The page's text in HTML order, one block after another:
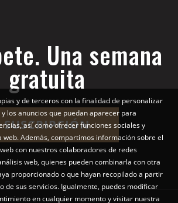
Una semana
gratuita
SUSCRIPCIÓN
y de terceros con la finalidad de personalizar
los anuncios que puedan aparecer para
así como ofrecer funciones sociales y
Además, compartimos información sobre el
con nuestros colaboradores de redes
web, quienes pueden combinarla con otra
proporcionado o que hayan recopilado a partir
de sus servicios. Igualmente, puedes modificar
en cualquier momento y visitar nuestra